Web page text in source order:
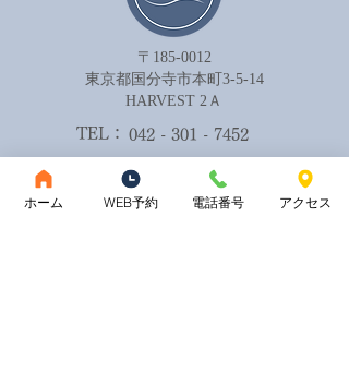
〒185-0012
​東京都国分寺市本町3-5-14
HARVEST 2Ａ​
TEL： 042 - 301 - 7452
お問い合わせはこちら
ホーム WEB予約 電話番号 アクセス